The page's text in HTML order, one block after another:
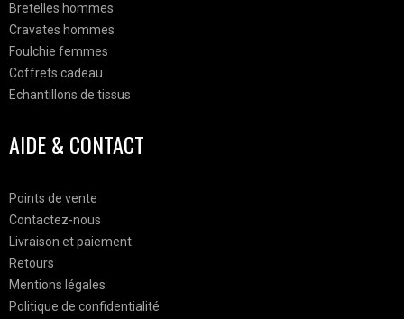
Bretelles hommes
Cravates hommes
Foulchie femmes
Coffrets cadeau
Echantillons de tissus
AIDE & CONTACT
Points de vente
Contactez-nous
Livraison et paiement
Retours
Mentions légales
Politique de confidentialité